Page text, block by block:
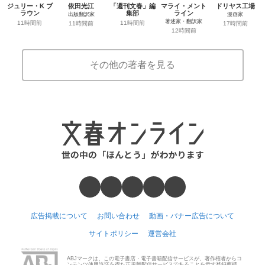
ジュリー・K ブ
ラウン
11時間前
依田光江
出版翻訳家
11時間前
「週刊文春」編
集部
11時間前
マライ・メント
ライン
著述家・翻訳家
12時間前
ドリヤス工場
漫画家
17時間前
その他の著者を見る
広告掲載について お問い合わせ 動画・バナー広告について
サイトポリシー 運営会社
ABJマークは、この電子書店・電子書籍配信サービスが、著作権者からコ